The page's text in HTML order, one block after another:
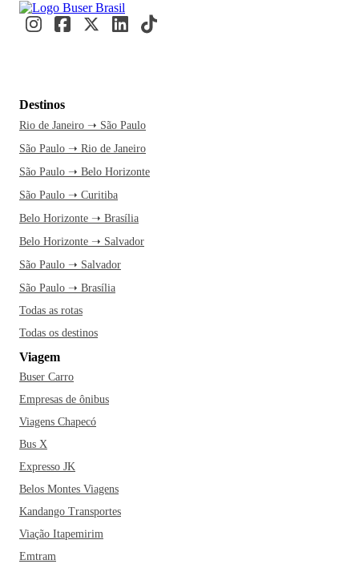
Destinos
Rio de Janeiro ➝ São Paulo
São Paulo ➝ Rio de Janeiro
São Paulo ➝ Belo Horizonte
São Paulo ➝ Curitiba
Belo Horizonte ➝ Brasília
Belo Horizonte ➝ Salvador
São Paulo ➝ Salvador
São Paulo ➝ Brasília
Todas as rotas
Todas os destinos
Viagem
Buser Carro
Empresas de ônibus
Viagens Chapecó
Bus X
Expresso JK
Belos Montes Viagens
Kandango Transportes
Viação Itapemirim
Emtram